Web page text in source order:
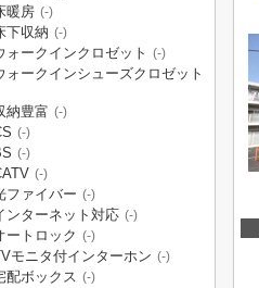
暖房 (-)
下収納 (-)
ォークインクロゼット (-)
ォークインシューズクロゼット
納豊富 (-)
(-)
(-)
(-)
ファイバー (-)
ンターネット対応 (-)
ートロック (-)
モニタ付インターホン (-)
配ボックス (-)